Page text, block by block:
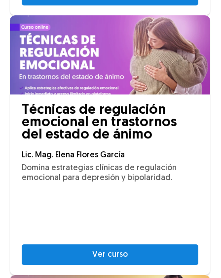
Técnicas de regulación
emocional en trastornos
del estado de ánimo
Lic. Mag. Elena Flores García
Domina estrategias clínicas de regulación
emocional para depresión y bipolaridad.
Ver curso